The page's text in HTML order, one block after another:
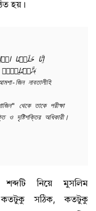
হয়।
জিন নাবতালীহি
থেকে তাকে পরীক্ষা
দৃষ্টিশক্তির অধিকারী।
নিয়ে মুসলিম
কতটুকু সঠিক, কতটুকু